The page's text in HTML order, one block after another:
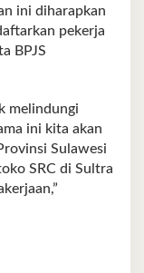
ini diharapkan
pekerja
BPJS
melindungi
ini kita akan
Sulawesi
SRC di Sultra